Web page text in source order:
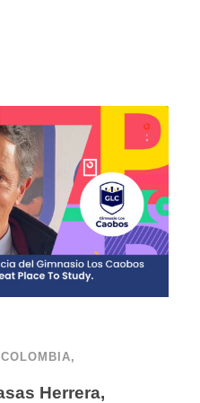
COLOMBIA,
Herrera,